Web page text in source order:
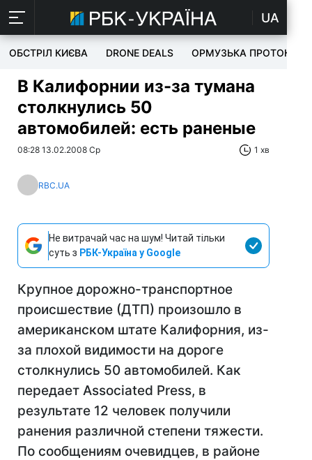
UA
ОБСТРІЛ КИЄВА DRONE DEALS ОРМУЗЬКА ПРОТОКА
В Калифорнии из-за тумана
столкнулись 50
автомобилей: есть раненые
08:28 13.02.2008 Ср 1 хв
RBC.UA
Не витрачай час на шум! Читай тільки
суть з РБК-Україна у Google
Крупное дорожно-транспортное
происшествие (ДТП) произошло в
американском штате Калифорния, из-
за плохой видимости на дороге
столкнулись 50 автомобилей. Как
передает Associated Press, в
результате 12 человек получили
ранения различной степени тяжести.
По сообщениям очевидцев, в районе